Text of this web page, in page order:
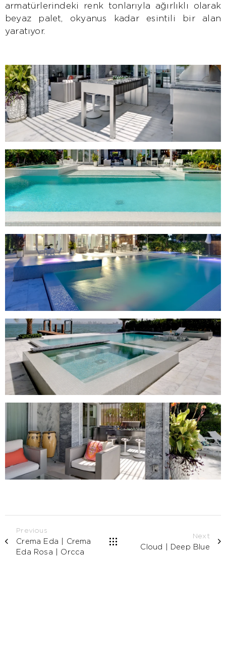
armatürlerindeki renk tonlarıyla ağırlıklı olarak
beyaz palet, okyanus kadar esintili bir alan
yaratıyor.
Previous
Crema Eda | Crema
Eda Rosa | Orcca
Next
Cloud | Deep Blue